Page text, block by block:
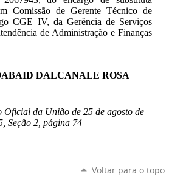
Comissão de Gerente Técnico de
CGE IV, da Gerência de Serviços
de Administração e Finanças
DALCANALE ROSA
da União de 25 de agostode
Seção 2, página 74
Voltar para o topo